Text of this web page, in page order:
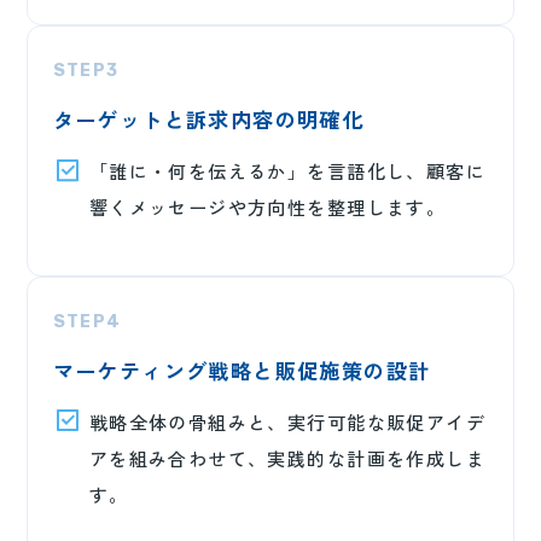
STEP3
ターゲットと訴求内容の明確化
「誰に・何を伝えるか」を言語化し、顧客に
響くメッセージや方向性を整理します。
STEP4
マーケティング戦略と販促施策の設計
戦略全体の骨組みと、実行可能な販促アイデ
アを組み合わせて、実践的な計画を作成しま
す。